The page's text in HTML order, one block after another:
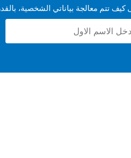
تتم معالجة بياناتي الشخصية،